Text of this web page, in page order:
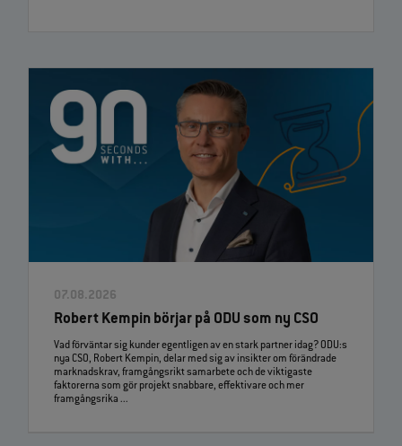
07.08.2026
Robert Kempin börjar på ODU som ny CSO
Vad förväntar sig kunder egentligen av en stark partner idag? ODU:s
nya CSO, Robert Kempin, delar med sig av insikter om förändrade
marknadskrav, framgångsrikt samarbete och de viktigaste
faktorerna som gör projekt snabbare, effektivare och mer
framgångsrika ...